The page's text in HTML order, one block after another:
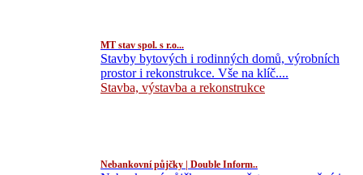
MT stav spol. s r.o...
Stavby bytových i rodinných domů, výrobních
prostor i rekonstrukce. Vše na klíč....
Stavba, výstavba a rekonstrukce
Nebankovní půjčky | Double Inform..